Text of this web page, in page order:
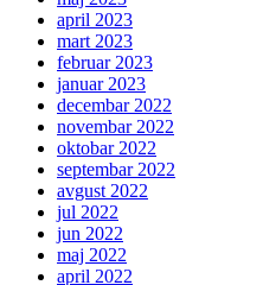
april 2023
mart 2023
februar 2023
januar 2023
decembar 2022
novembar 2022
oktobar 2022
septembar 2022
avgust 2022
jul 2022
jun 2022
maj 2022
april 2022